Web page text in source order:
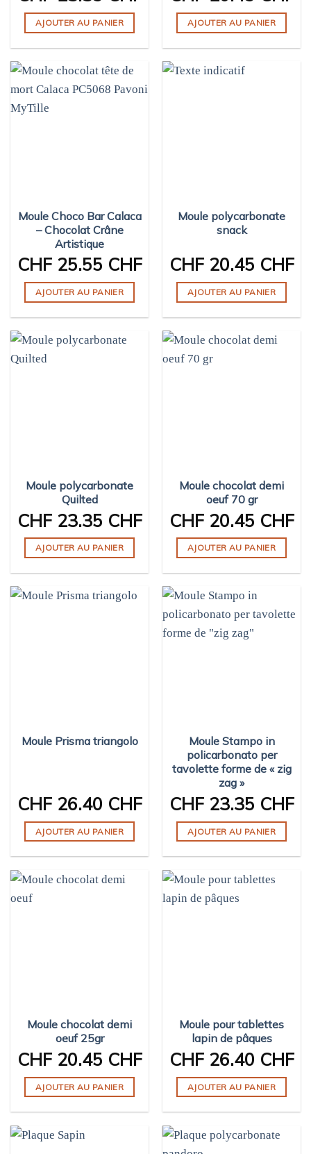
AJOUTER AU PANIER AJOUTER AU PANIER
Moule Choco Bar Calaca
– Chocolat Crâne
Artistique
CHF25.55 CHF
AJOUTER AU PANIER
Moule polycarbonate
snack
CHF20.45 CHF
AJOUTER AU PANIER
Moule polycarbonate
Quilted
CHF23.35 CHF
AJOUTER AU PANIER
Moule chocolat demi
oeuf 70 gr
CHF20.45 CHF
AJOUTER AU PANIER
Moule Prisma triangolo
CHF26.40 CHF
AJOUTER AU PANIER
Moule Stampo in
policarbonato per
tavolette forme de « zig
zag »
CHF23.35 CHF
AJOUTER AU PANIER
Moule chocolat demi
oeuf 25gr
CHF20.45 CHF
AJOUTER AU PANIER
Moule pour tablettes
lapin de pâques
CHF26.40 CHF
AJOUTER AU PANIER